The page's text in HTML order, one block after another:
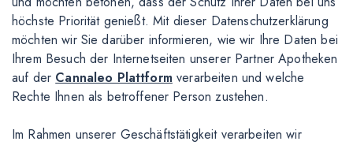
höchste Priorität genießt. Mit dieser Datenschutzerklärung
möchten wir Sie darüber informieren, wie wir Ihre Daten bei
Ihrem Besuch der Internetseiten unserer Partner Apotheken
auf der Cannaleo Plattform verarbeiten und welche
Rechte Ihnen als betroffener Person zustehen.
Im Rahmen unserer Geschäftstätigkeit verarbeiten wir